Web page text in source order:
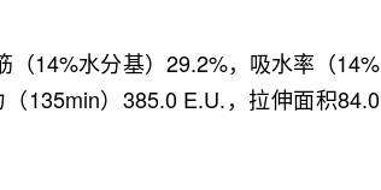
14%水分基）29.2%，吸水率（14%
135min）385.0 E.U.，拉伸面积84.0